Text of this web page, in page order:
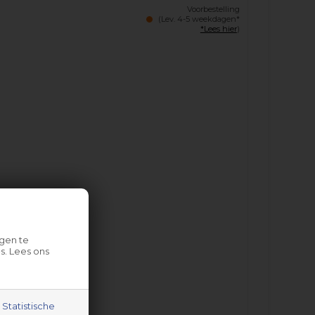
te
Lees ons
Statistische
Voorbestelling
(Lev. 4-5 weekdagen*
*Lees hier)